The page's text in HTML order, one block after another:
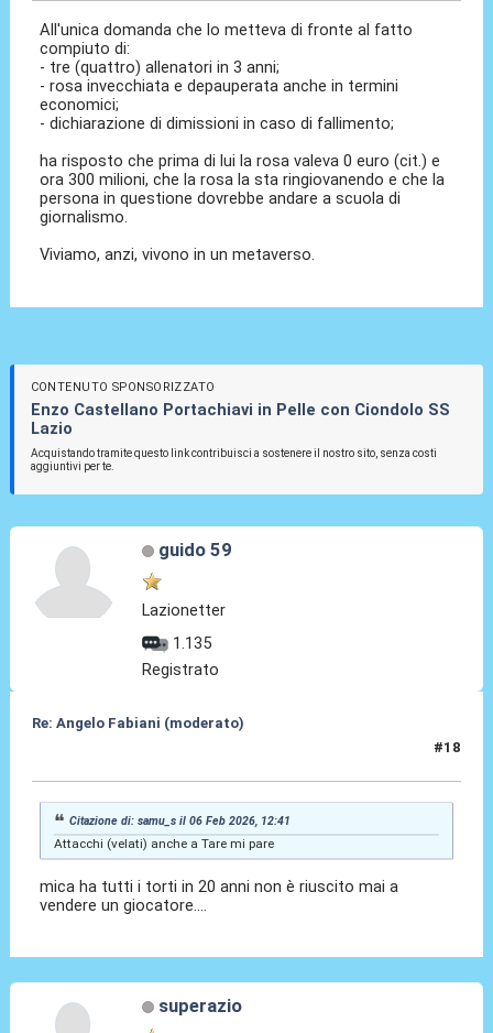
All'unica domanda che lo metteva di fronte al fatto
compiuto di:
- tre (quattro) allenatori in 3 anni;
- rosa invecchiata e depauperata anche in termini
economici;
- dichiarazione di dimissioni in caso di fallimento;
ha risposto che prima di lui la rosa valeva 0 euro (cit.) e
ora 300 milioni, che la rosa la sta ringiovanendo e che la
persona in questione dovrebbe andare a scuola di
giornalismo.
Viviamo, anzi, vivono in un metaverso.
CONTENUTO SPONSORIZZATO
Enzo Castellano Portachiavi in Pelle con Ciondolo SS
Lazio
Acquistando tramite questo link contribuisci a sostenere il nostro sito, senza costi
aggiuntivi per te.
guido 59
Lazionetter
1.135
Registrato
Re: Angelo Fabiani (moderato)
#18
Citazione di: samu_s il 06 Feb 2026, 12:41
Attacchi (velati) anche a Tare mi pare
mica ha tutti i torti in 20 anni non è riuscito mai a
vendere un giocatore....
superazio